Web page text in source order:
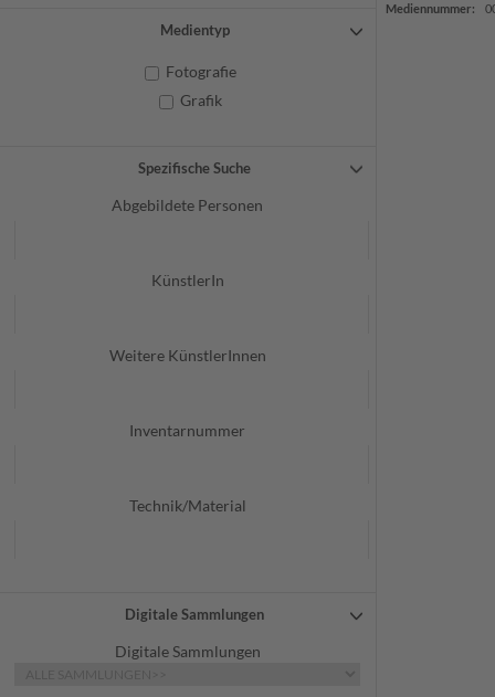
Medientyp
Fotografie
Grafik
Spezifische Suche
Abgebildete Personen
KünstlerIn
Weitere KünstlerInnen
Inventarnummer
Technik/Material
Digitale Sammlungen
Digitale Sammlungen
Mediennummer: